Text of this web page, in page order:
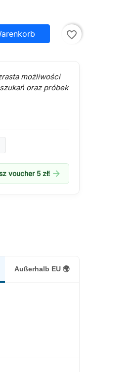
favorite_border
możliwości
oraz próbek
voucher 5 zł! arrow_forward
Außerhalb EU 🌍